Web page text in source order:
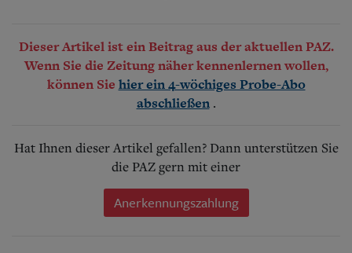
Dieser Artikel ist ein Beitrag aus der aktuellen PAZ.
Wenn Sie die Zeitung näher kennenlernen wollen,
können Sie hier ein 4-wöchiges Probe-Abo
abschließen .
Hat Ihnen dieser Artikel gefallen? Dann unterstützen Sie
die PAZ gern mit einer
Anerkennungszahlung